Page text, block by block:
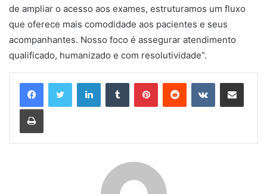
de ampliar o acesso aos exames, estruturamos um fluxo
que oferece mais comodidade aos pacientes e seus
acompanhantes. Nosso foco é assegurar atendimento
qualificado, humanizado e com resolutividade”.
LinkedinTumblr PinterestReddit VK Compartilhar via e-mail
Imprimir